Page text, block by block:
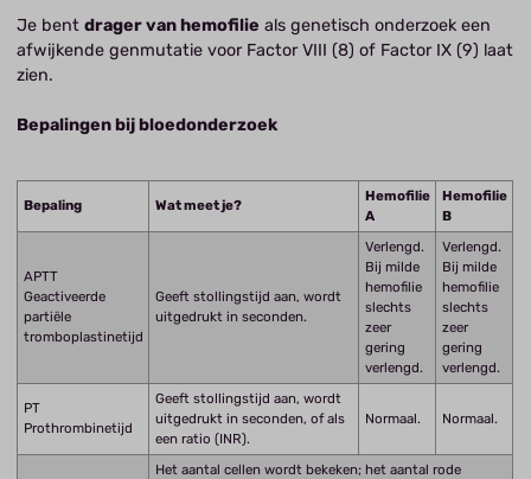
Je bentdrager van hemofilie als genetisch onderzoek een
afwijkende genmutatie voor Factor VIII (8) of Factor IX (9) laat
zien.
Bepalingen bij bloedonderzoek
Bepaling Wat meet je?
Hemofilie
A
Hemofilie
B
APTT
Geactiveerde
partiële
tromboplastinetijd
Geeft stollingstijd aan, wordt
uitgedrukt in seconden.
Verlengd.
Bij milde
hemofilie
slechts
zeer
gering
verlengd.
Verlengd.
Bij milde
hemofilie
slechts
zeer
gering
verlengd.
PT
Prothrombinetijd
Geeft stollingstijd aan, wordt
uitgedrukt in seconden, of als
een ratio (INR).
Normaal. Normaal.
Het aantal cellen wordt bekeken; het aantal rode